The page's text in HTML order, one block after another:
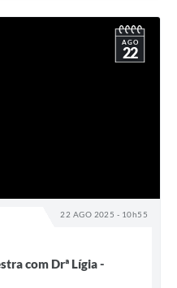
22 AGO 2025 - 10h55
AGO
22
com Drª Lígia -